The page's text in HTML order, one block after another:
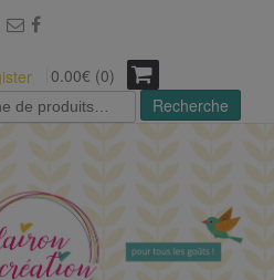
0.00€ (0)
Recherche